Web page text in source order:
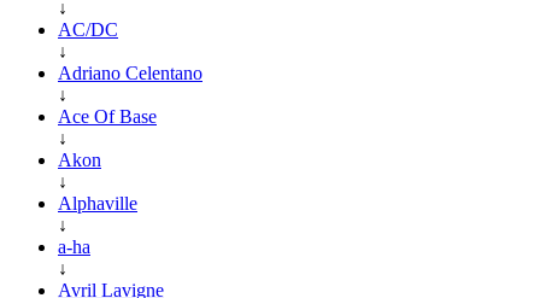
↓
AC/DC
↓
Adriano Celentano
↓
Ace Of Base
↓
Akon
↓
Alphaville
↓
a-ha
↓
Avril Lavigne